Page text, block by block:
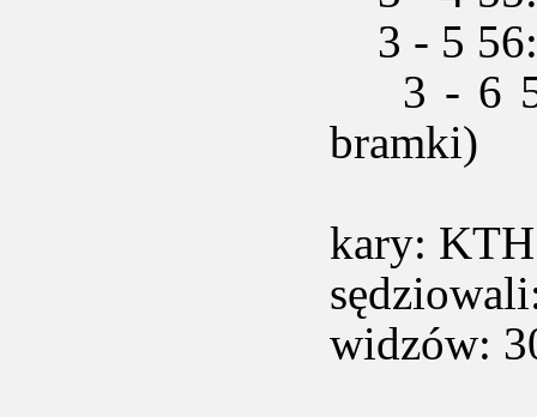
3 - 5
3 - 6
bramki)
kary:
widzów: